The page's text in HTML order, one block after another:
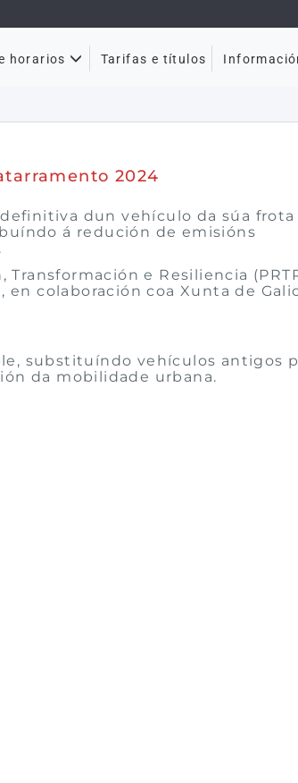
horarios Tarifas e títulos
2024
dun vehículo da súa frota
á redución de emisións
e Resiliencia
colaboración coa Xunta de
substituíndo vehículos antigos
da mobilidade urbana.